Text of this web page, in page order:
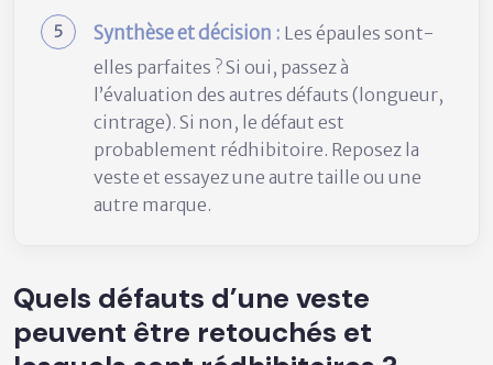
Synthèse et décision : Les épaules sont-
elles parfaites ? Si oui, passez à
l’évaluation des autres défauts (longueur,
cintrage). Si non, le défaut est
probablement rédhibitoire. Reposez la
veste et essayez une autre taille ou une
autre marque.
Quels défauts d’une veste
peuvent être retouchés et